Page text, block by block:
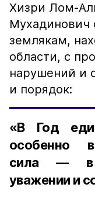
Хизри Лом-
Мухадинович
землякам,
области, с
нарушений и
и порядок:
«В Год
особенно
сила — в
уважении и